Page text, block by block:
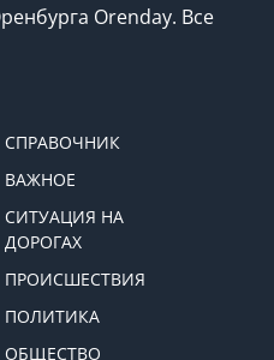
Orenday. Все
СПРАВОЧНИК
ВАЖНОЕ
СИТУАЦИЯ НА
ДОРОГАХ
ПРОИСШЕСТВИЯ
ПОЛИТИКА
ОБЩЕСТВО